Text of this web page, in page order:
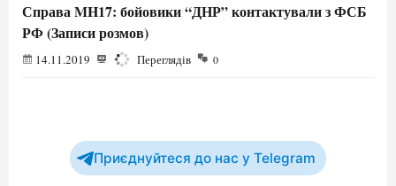
Справа MH17: бойовики “ДНР” контактували з ФСБ
РФ (Записи розмов)
14.11.2019 1507 Переглядів 0
Приєднуйтеся до нас у Telegram